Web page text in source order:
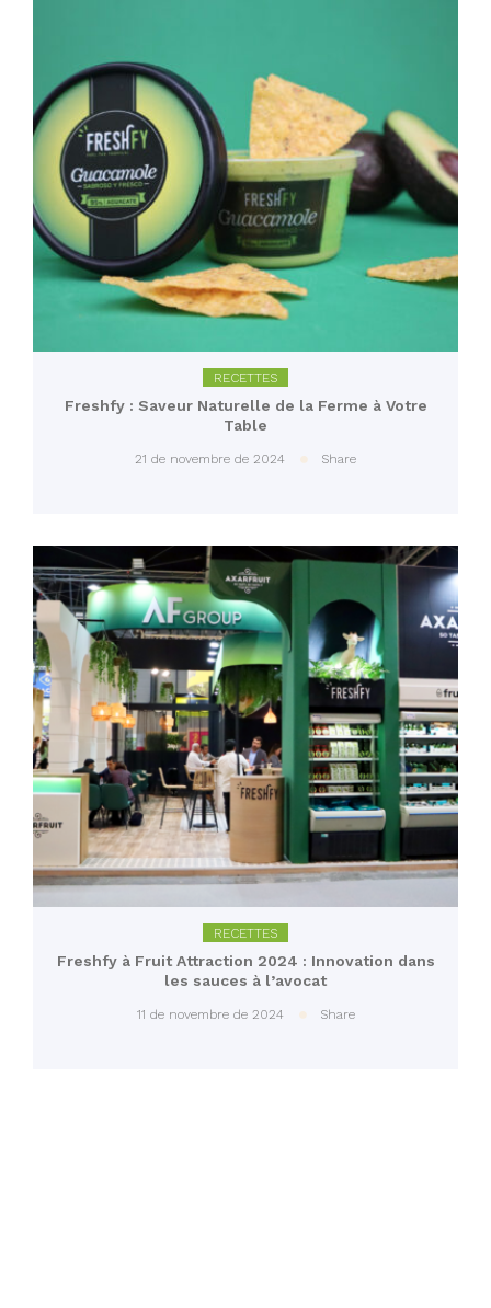
RECETTES
Freshfy : Saveur Naturelle de la Ferme à Votre
Table
21 de novembre de 2024 Share
RECETTES
Freshfy à Fruit Attraction 2024 : Innovation dans
les sauces à l’avocat
11 de novembre de 2024 Share